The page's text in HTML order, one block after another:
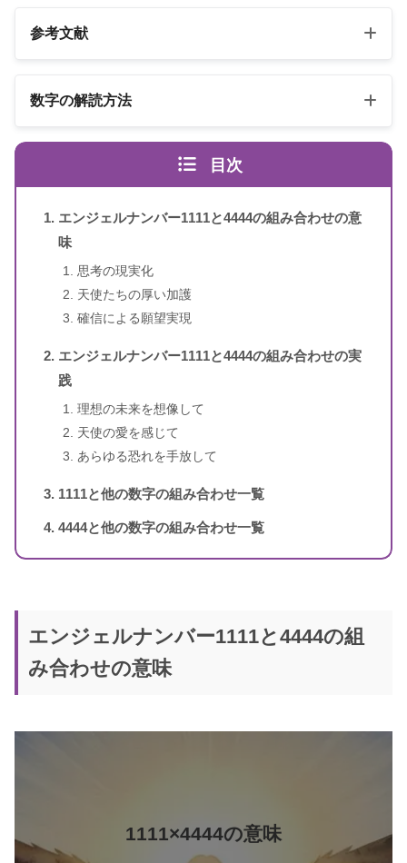
スピリカ（自己紹介はこちら）
参考文献
エンジェル・ナンバー 数字は天使
著者
ト・ブラウン
訳者 牧野・M・美枝
出版年
エンジェル・ナンバー 実践編 願い
ダイヤモンド社
数字の解読方法
エンジェルナンバーの解読方法は桁ごとに異なります
1〜3桁のエンジェルナンバー
4桁のエンジェルナンバー
5桁のエンジェルナンバー
目次
エンジェルナンバー1111と4444の組み合わせの意
味
思考の現実化
天使たちの厚い加護
確信による願望実現
エンジェルナンバー1111と4444の組み合わせの実
践
理想の未来を想像して
天使の愛を感じて
あらゆる恐れを手放して
1111と他の数字の組み合わせ一覧
4444と他の数字の組み合わせ一覧
エンジェルナンバー1111と4444の組
み合わせの意味
1111×4444の意味